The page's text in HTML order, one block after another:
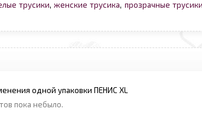
трусики,женские трусика, прозрачные трусики
одной упаковки ПЕНИС ХL
пока небыло.